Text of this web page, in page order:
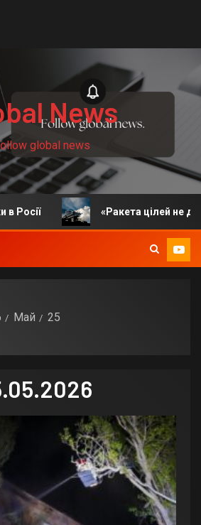
News
global news
«Ракета цілей не
Май 25